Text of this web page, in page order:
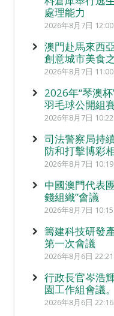
處理能力
2026年8月7日 12:00
澳門赴馬來西
創意城市美食
2026年8月7日 11:00
2026年“琴澳
羽毛球公開組
2026年8月7日 10:22
司法警察局持
防和打擊博彩
2026年8月7日 10:19
中國澳門代表
錢組織”會議
2026年8月7日 10:15
籌建科技研發
第一次會議
2026年8月6日 22:21
行政長官岑浩
園工作組會議。
2026年8月6日 22:16